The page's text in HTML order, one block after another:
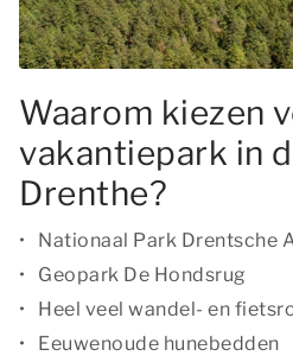
Waarom kiezen
vakantiepark in
Drenthe?
Nationaal Park Drentsche
Geopark De Hondsrug
Heel veel wandel- en
Eeuwenoude hunebedden